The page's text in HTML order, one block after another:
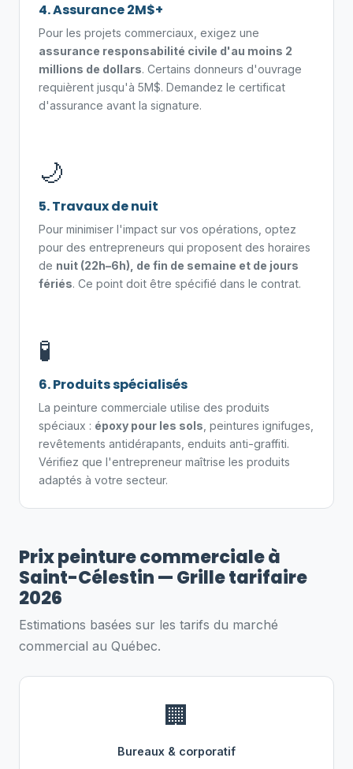
4. Assurance 2M$+
Pour les projets commerciaux, exigez une
assurance responsabilité civile d'au moins 2
millions de dollars. Certains donneurs d'ouvrage
requièrent jusqu'à 5M$. Demandez le certificat
d'assurance avant la signature.
🌙
5. Travaux de nuit
Pour minimiser l'impact sur vos opérations, optez
pour des entrepreneurs qui proposent des horaires
de nuit (22h–6h), de fin de semaine et de jours
fériés. Ce point doit être spécifié dans le contrat.
🧪
6. Produits spécialisés
La peinture commerciale utilise des produits
spéciaux : époxy pour les sols , peintures ignifuges,
revêtements antidérapants, enduits anti-graffiti.
Vérifiez que l'entrepreneur maîtrise les produits
adaptés à votre secteur.
Prix peinture commerciale à
Saint-Célestin — Grille tarifaire
2026
Estimations basées sur les tarifs du marché
commercial au Québec.
🏢
Bureaux & corporatif